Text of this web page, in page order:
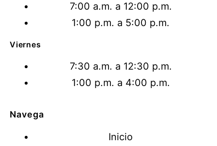
7:00 a.m. a 12:00 p.m.
1:00 p.m. a 5:00 p.m.
Viernes
7:30 a.m. a 12:30 p.m.
1:00 p.m. a 4:00 p.m.
Navega
Inicio